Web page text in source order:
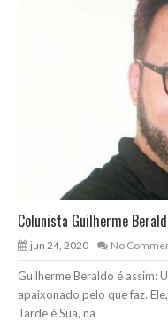
Colunista Guilherme
jun 24, 2020 No
Guilherme Beraldo é assim:
apaixonado pelo que faz.
Tarde é Sua, na